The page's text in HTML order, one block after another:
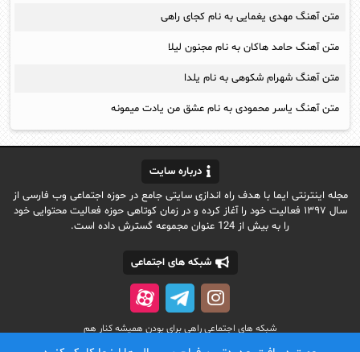
متن آهنگ مهدی یغمایی به نام کجای راهی
متن آهنگ حامد هاکان به نام مجنون لیلا
متن آهنگ شهرام شکوهی به نام یلدا
متن آهنگ یاسر محمودی به نام عشق من یادت میمونه
درباره سایت
مجله اینترنتی ایما با هدف راه اندازی سایتی جامع در حوزه اجتماعی وب فارسی از
سال ۱۳۹۷ فعالیت خود را آغاز کرده و در زمان کوتاهی حوزه فعالیت محتوایی خود
را به بیش از 124 عنوان مجموعه گسترش داده است.
شبکه های اجتماعی
شبکه های اجتماعی راهی برای بودن همیشه کنار هم